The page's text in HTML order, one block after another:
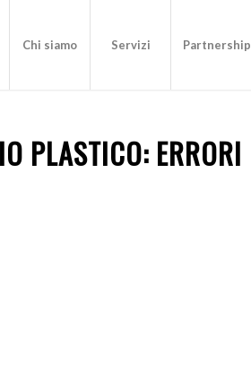
Chi siamo Servizi Partnership
PLASTICO: ERRORI